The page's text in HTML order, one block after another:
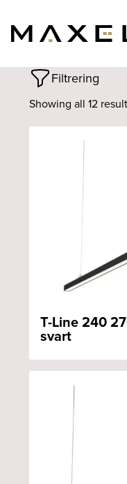
Filtrering
Showing all 12
T-Line 240
svart